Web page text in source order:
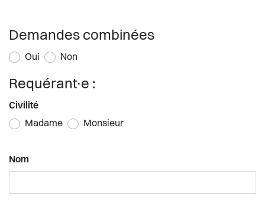
Pilier public
Demandes combinées
Oui Non
Requérant∙e :
Civilité
Madame
Monsieur
Nom